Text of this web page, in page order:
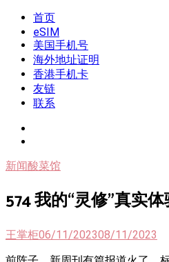
Skip
content
我是王掌柜
新闻酸菜馆|极客电台|自媒体联盟
首页
eSIM
美国手机号
海外地址证明
香港手机卡
友链
联系
新闻酸菜馆
574 我的“灵修”真实
王掌柜06/11/202308/11/2023